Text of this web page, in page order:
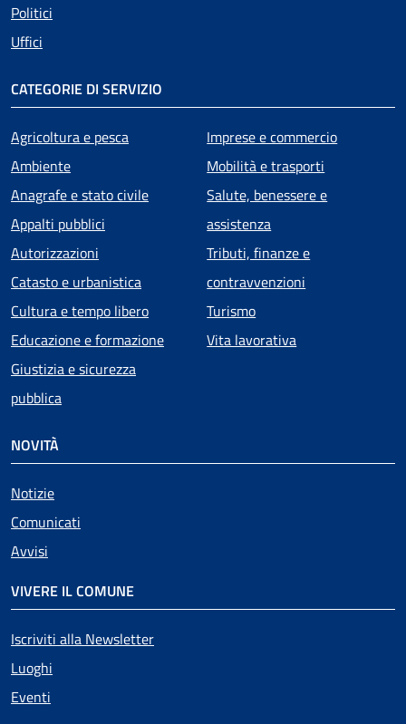
Politici
Uffici
CATEGORIE DI SERVIZIO
Agricoltura e pesca
Ambiente
Anagrafe e stato civile
Appalti pubblici
Autorizzazioni
Catasto e urbanistica
Cultura e tempo libero
Educazione e formazione
Giustizia e sicurezza
pubblica
Imprese e commercio
Mobilità e trasporti
Salute, benessere e
assistenza
Tributi, finanze e
contravvenzioni
Turismo
Vita lavorativa
NOVITÀ
Notizie
Comunicati
Avvisi
VIVERE IL COMUNE
Iscriviti alla Newsletter
Luoghi
Eventi